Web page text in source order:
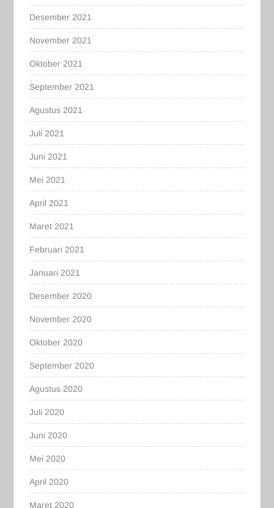
Desember 2021
November 2021
Oktober 2021
September 2021
Agustus 2021
Juli 2021
Juni 2021
Mei 2021
April 2021
Maret 2021
Februari 2021
Januari 2021
Desember 2020
November 2020
Oktober 2020
September 2020
Agustus 2020
Juli 2020
Juni 2020
Mei 2020
April 2020
Maret 2020